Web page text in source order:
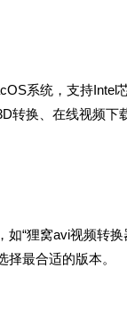
系统，支持
转换、在线视频
“狸窝avi视频转
最合适的版本。